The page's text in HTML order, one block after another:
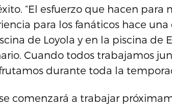
“El esfuerzo que hacen para
para los fanáticos hace
de Loyola y en la piscina de
Cuando todos trabajamos
durante toda la
comenzará a trabajar